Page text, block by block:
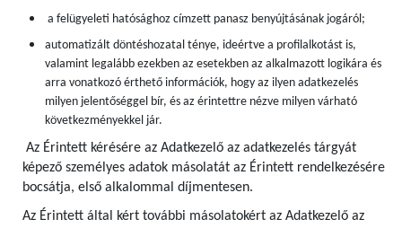
a felügyeleti hatósághoz címzett panasz benyújtásának jogáról;
automatizált döntéshozatal ténye, ideértve a profilalkotást is,
valamint legalább ezekben az esetekben az alkalmazott logikára és
arra vonatkozó érthető információk, hogy az ilyen adatkezelés
milyen jelentőséggel bír, és az érintettre nézve milyen várható
következményekkel jár.
Az Érintett kérésére az Adatkezelő az adatkezelés tárgyát
képező személyes adatok másolatát az Érintett rendelkezésére
bocsátja, első alkalommal díjmentesen.
Az Érintett által kért további másolatokért az Adatkezelő az